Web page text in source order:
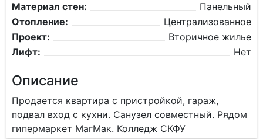
Материал стен:
Панельный
Отопление:
Централизованное
Проект:
Вторичное жилье
Лифт:
Нет
Описание
Продается квартира с пристройкой, гараж,
подвал вход с кухни. Санузел совместный. Рядом
гипермаркет МагМак. Колледж СКФУ